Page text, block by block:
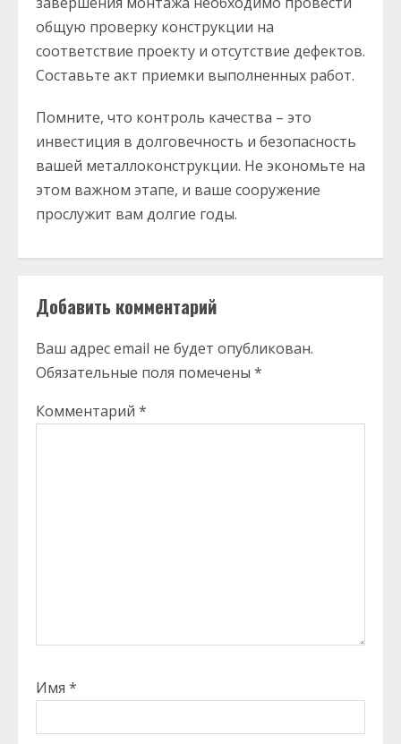
общую проверку конструкции на
соответствие проекту и отсутствие дефектов.
Составьте акт приемки выполненных работ.
Помните, что контроль качества – это
инвестиция в долговечность и безопасность
вашей металлоконструкции. Не экономьте на
этом важном этапе, и ваше сооружение
прослужит вам долгие годы.
Добавить комментарий
Ваш адрес email не будет опубликован.
Обязательные поля помечены *
Комментарий *
Имя *